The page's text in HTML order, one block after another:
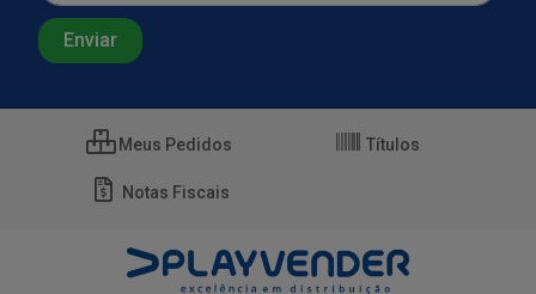
Meus Pedidos Títulos
Notas Fiscais